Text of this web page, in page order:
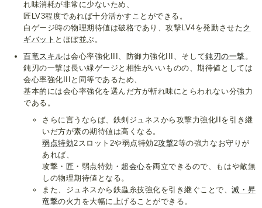
れ味消耗が非常に少ないため、
匠LV3程度であれば十分活かすことができる。
白ゲージ時の物理期待値は破格であり、攻撃LV4を発動させたク
ギバット とほぼ並ぶ。
百竜スキルは会心率強化III、防御力強化III、そして鈍刃の一撃。
鈍刃の一撃は長い緑ゲージと相性がいいものの、期待値としては
会心率強化IIIと同等であるため、
基本的には会心率強化を選んだ方が斬れ味にとらわれない分強力
である。
さらに言うならば、鉄剣ジュネスから攻撃力強化IIを引き継
いだ方が素の期待値は高くなる。
弱点特効2スロット2や弱点特効2攻撃2等の強力なお守りが
あれば、
攻撃・ 匠 ・弱点特効・ 超会心を両立できるので、もはや敵無
しの物理期待値となる。
また、ジュネスから鉄蟲糸技強化を引き継ぐことで、滅・昇
竜撃の火力を大幅に上げることができる。